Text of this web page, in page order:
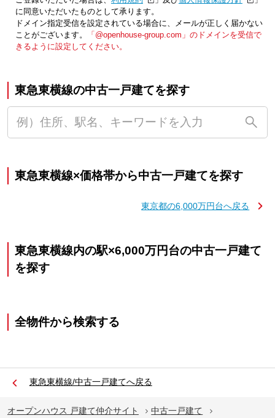
に同意いただいたものとして承ります。
ドメイン指定受信を設定されている場合に、メールが正しく届かない
ことがございます。
「@openhouse-group.com」のドメインを受信で
きるように設定してください。
東急東横線の中古一戸建てを探す
東急東横線×価格帯から中古一戸建てを探す
東京都の6,000万円台へ戻る
東急東横線内の駅×6,000万円台の中古一戸建て
を探す
全物件から検索する
東急東横線/中古一戸建てへ戻る
オープンハウス 戸建て仲介サイト
中古一戸建て